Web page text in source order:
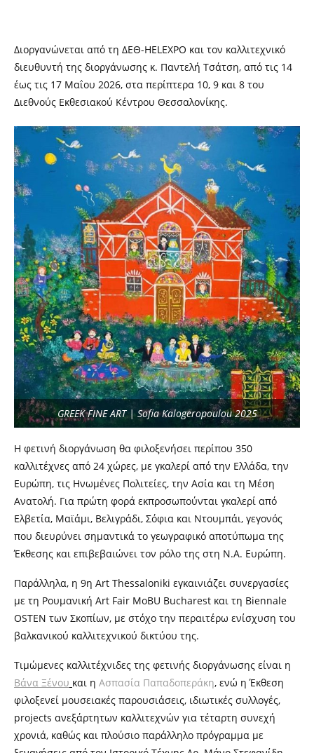
Διοργανώνεται από τη ΔΕΘ-HELEXPO και τον καλλιτεχνικό
διευθυντή της διοργάνωσης κ. Παντελή Τσάτση, από τις 14
έως τις 17 Μαΐου 2026, στα περίπτερα 10, 9 και 8 του
Διεθνούς Εκθεσιακού Κέντρου Θεσσαλονίκης.
GREEK FINE ART | Sofia Kalogeropoulou 2025
Η φετινή διοργάνωση θα φιλοξενήσει περίπου 350
καλλιτέχνες από 24 χώρες, με γκαλερί από την Ελλάδα, την
Ευρώπη, τις Ηνωμένες Πολιτείες, την Ασία και τη Μέση
Ανατολή. Για πρώτη φορά εκπροσωπούνται γκαλερί από
Ελβετία, Μαϊάμι, Βελιγράδι, Σόφια και Ντουμπάι, γεγονός
που διευρύνει σημαντικά το γεωγραφικό αποτύπωμα της
Έκθεσης και επιβεβαιώνει τον ρόλο της στη Ν.Α. Ευρώπη.
Παράλληλα, η 9η Art Thessaloniki εγκαινιάζει συνεργασίες
με τη Ρουμανική Art Fair MoBU Bucharest και τη Biennale
OSTEN των Σκοπίων, με στόχο την περαιτέρω ενίσχυση του
βαλκανικού καλλιτεχνικού δικτύου της.
Τιμώμενες καλλιτέχνιδες της φετινής διοργάνωσης είναι η
Βάνα Ξένου και η Ασπασία Παπαδοπεράκη, ενώ η Έκθεση
φιλοξενεί μουσειακές παρουσιάσεις, ιδιωτικές συλλογές,
projects ανεξάρτητων καλλιτεχνών για τέταρτη συνεχή
χρονιά, καθώς και πλούσιο παράλληλο πρόγραμμα με